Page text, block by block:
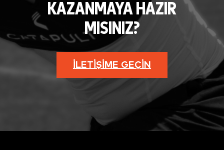
KAZANMAYA HAZIR
MISINIZ?
İLETIŞIME GEÇIN